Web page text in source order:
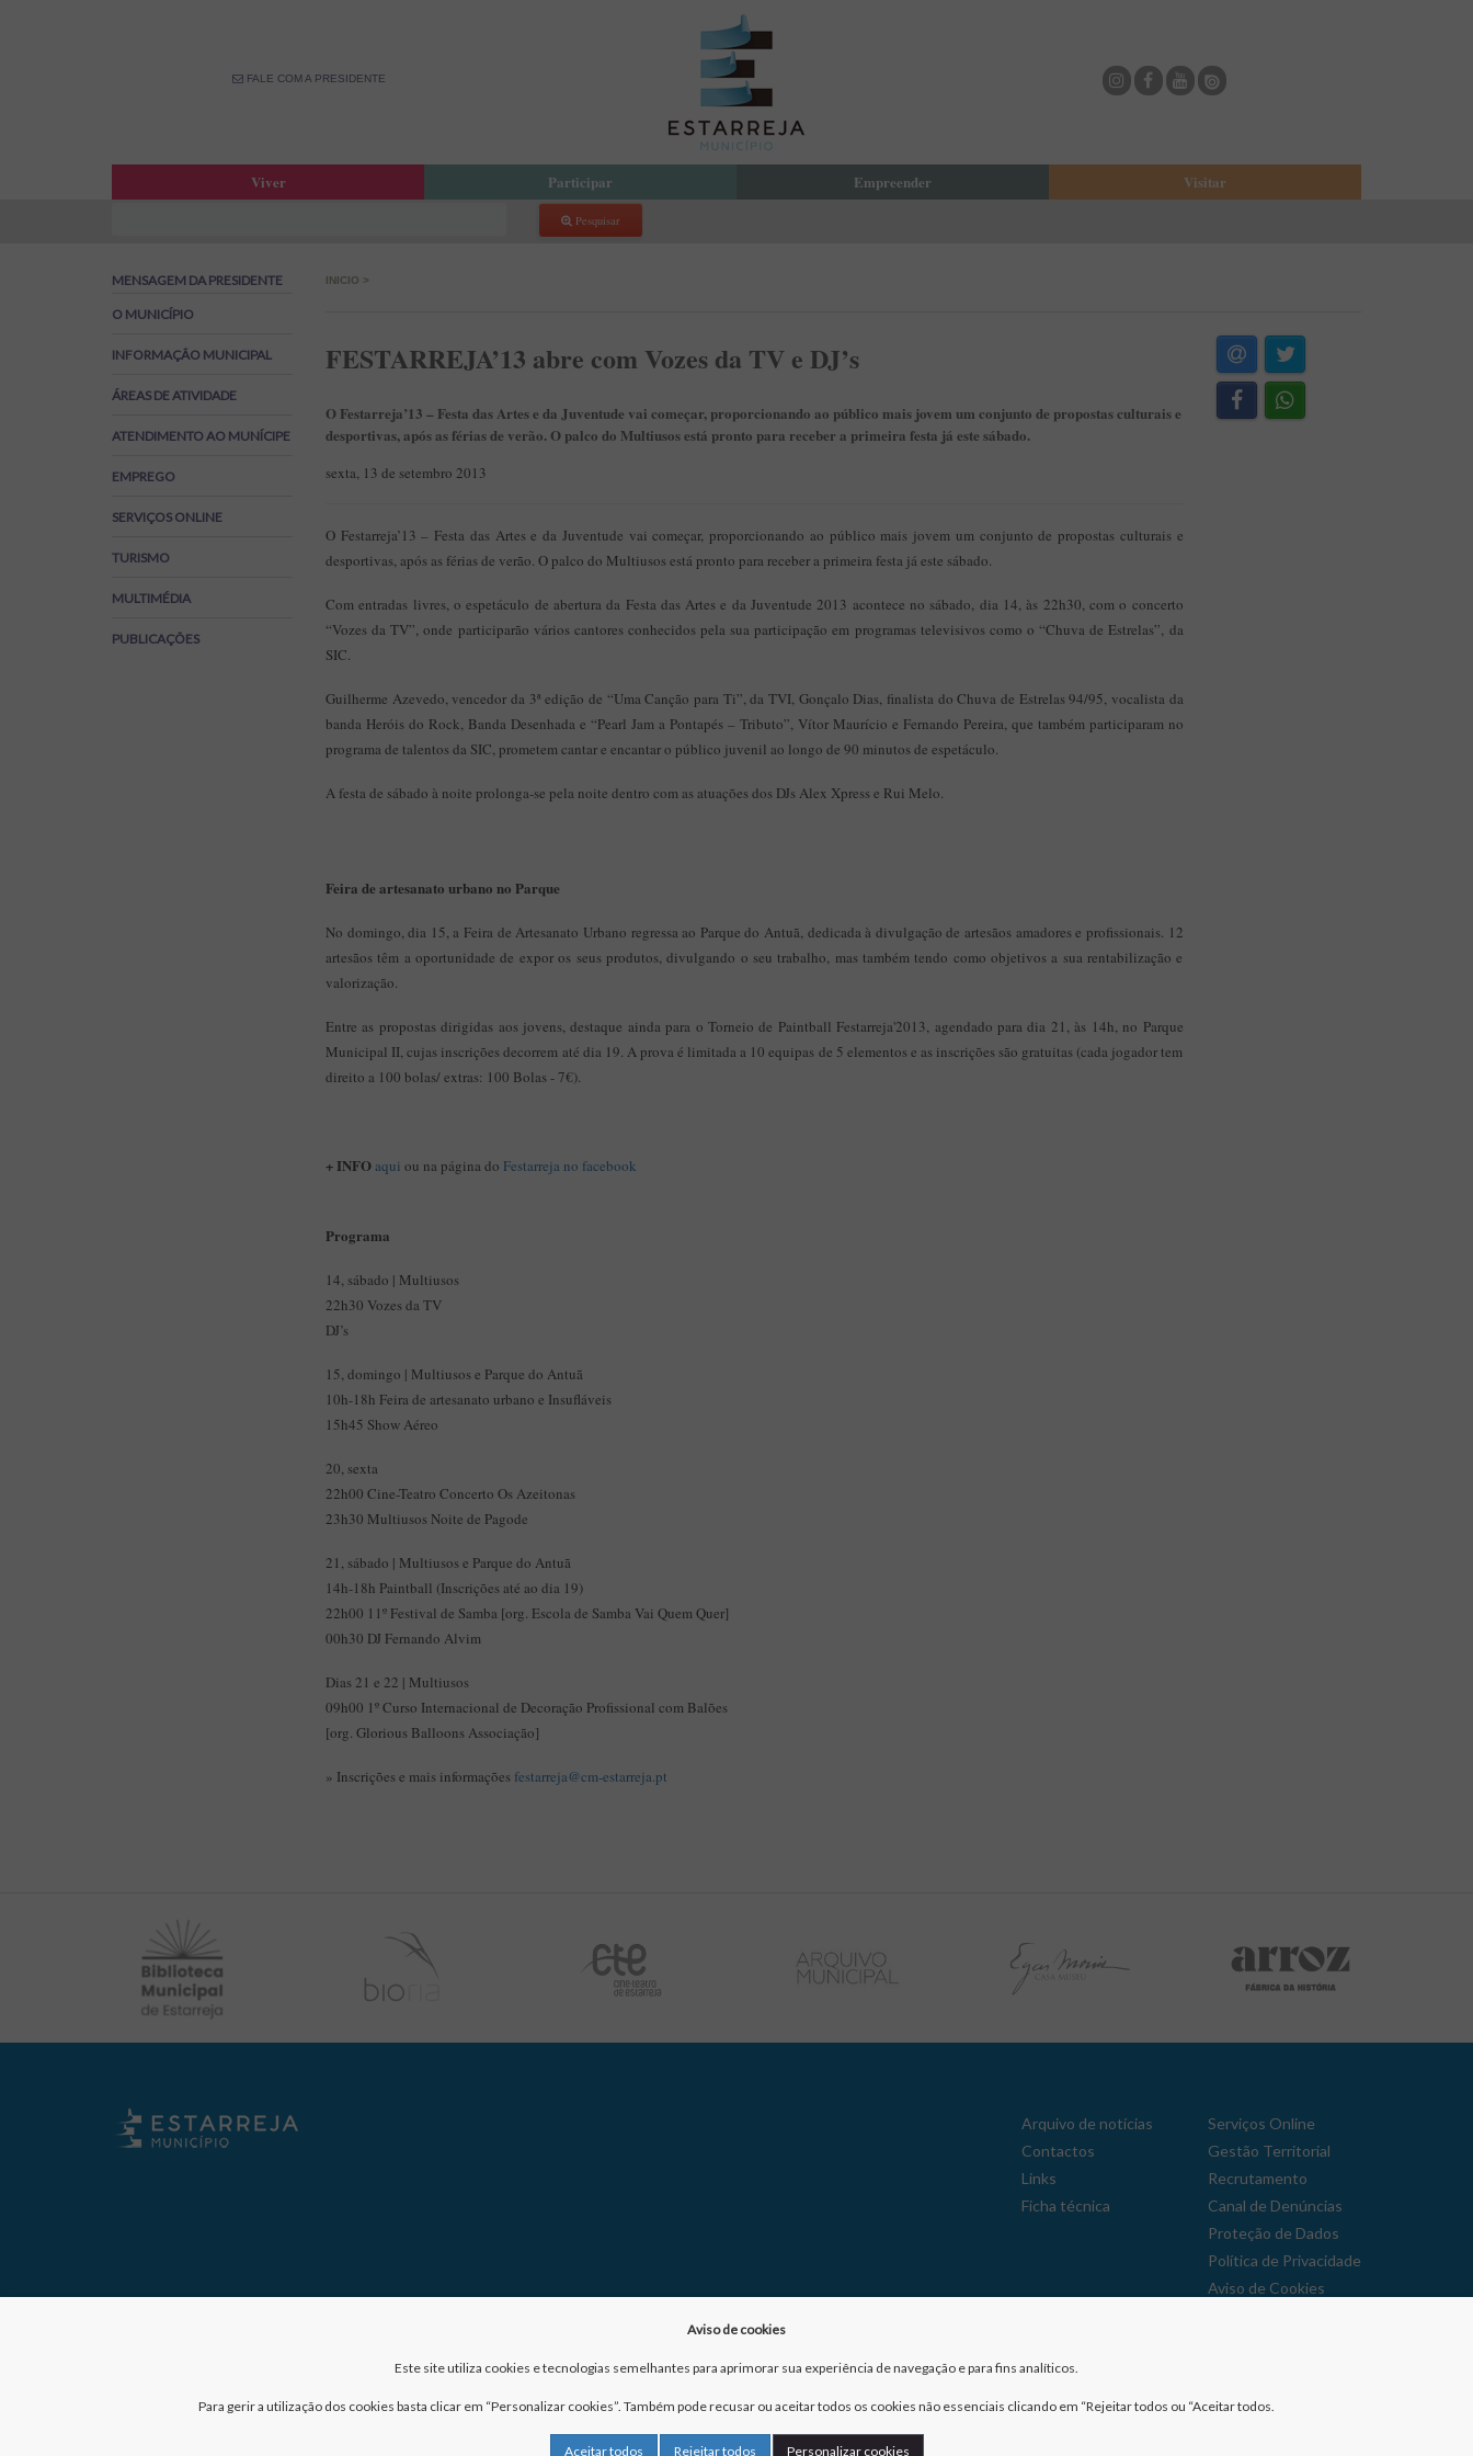
FALE COM A PRESIDENTE
Viver
Boletim Municipal
Agenda Municipal
Oferta Desportiva Municipal
Emprego na Autarquia
Participar
Estarreja Compartilha
Participação Pública
Empreender Visitar
Cine-Teatro de Estarreja
Casa-Museu Solheiro Madureira
Onde Comer
Museu Fábrica da História – Arroz
Pesquisar
MENSAGEM DA PRESIDENTE
O MUNICÍPIO
INFORMAÇÃO MUNICIPAL
ÁREAS DE ATIVIDADE
ATENDIMENTO AO MUNÍCIPE
EMPREGO
SERVIÇOS ONLINE
TURISMO
MULTIMÉDIA
PUBLICAÇÕES
INICIO >
FESTARREJA’13 abre com Vozes da TV e DJ’s
O Festarreja’13 – Festa das Artes e da Juventude vai começar, proporcionando ao público mais jovem um conjunto de propostas culturais e
desportivas, após as férias de verão. O palco do Multiusos está pronto para receber a primeira festa já este sábado.
sexta, 13 de setembro 2013
O Festarreja’13 – Festa das Artes e da Juventude vai começar, proporcionando ao público mais jovem um conjunto de propostas culturais e
desportivas, após as férias de verão. O palco do Multiusos está pronto para receber a primeira festa já este sábado.
Com entradas livres, o espetáculo de abertura da Festa das Artes e da Juventude 2013 acontece no sábado, dia 14, às 22h30, com o concerto
“Vozes da TV”, onde participarão vários cantores conhecidos pela sua participação em programas televisivos como o “Chuva de Estrelas”, da
SIC.
Guilherme Azevedo, vencedor da 3ª edição de “Uma Canção para Ti”, da TVI, Gonçalo Dias, finalista do Chuva de Estrelas 94/95, vocalista da
banda Heróis do Rock, Banda Desenhada e “Pearl Jam a Pontapés – Tributo”, Vítor Maurício e Fernando Pereira, que também participaram no
programa de talentos da SIC, prometem cantar e encantar o público juvenil ao longo de 90 minutos de espetáculo.
A festa de sábado à noite prolonga-se pela noite dentro com as atuações dos DJs Alex Xpress e Rui Melo.
Feira de artesanato urbano no Parque
No domingo, dia 15, a Feira de Artesanato Urbano regressa ao Parque do Antuã, dedicada à divulgação de artesãos amadores e profissionais. 12
artesãos têm a oportunidade de expor os seus produtos, divulgando o seu trabalho, mas também tendo como objetivos a sua rentabilização e
valorização.
Entre as propostas dirigidas aos jovens, destaque ainda para o Torneio de Paintball Festarreja'2013, agendado para dia 21, às 14h, no Parque
Municipal II, cujas inscrições decorrem até dia 19. A prova é limitada a 10 equipas de 5 elementos e as inscrições são gratuitas (cada jogador tem
direito a 100 bolas/ extras: 100 Bolas - 7€).
+ INFOaqui ou na página do Festarreja no facebook
Programa
14, sábado | Multiusos
22h30 Vozes da TV
DJ’s
15, domingo | Multiusos e Parque do Antuã
10h-18h Feira de artesanato urbano e Insufláveis
15h45 Show Aéreo
20, sexta
22h00 Cine-Teatro Concerto Os Azeitonas
23h30 Multiusos Noite de Pagode
21, sábado | Multiusos e Parque do Antuã
14h-18h Paintball (Inscrições até ao dia 19)
22h00 11º Festival de Samba [org. Escola de Samba Vai Quem Quer]
00h30 DJ Fernando Alvim
Dias 21 e 22 | Multiusos
09h00 1º Curso Internacional de Decoração Profissional com Balões
[org. Glorious Balloons Associação]
» Inscrições e mais informações festarreja@cm-estarreja.pt
Arquivo de notícias
Contactos
Links
Ficha técnica
Serviços Online
Gestão Territorial
Recrutamento
Canal de Denúncias
Proteção de Dados
Política de Privacidade
Aviso de Cookies
Aviso de cookies
Este site utiliza cookies e tecnologias semelhantes para aprimorar sua experiência de navegação e para fins analíticos.
Para gerir a utilização dos cookies basta clicar em “Personalizar cookies”. Também pode recusar ou aceitar todos os cookies não essenciais clicando em “Rejeitar todos ou “Aceitar todos.
Aceitar todos Rejeitar todos Personalizar cookies